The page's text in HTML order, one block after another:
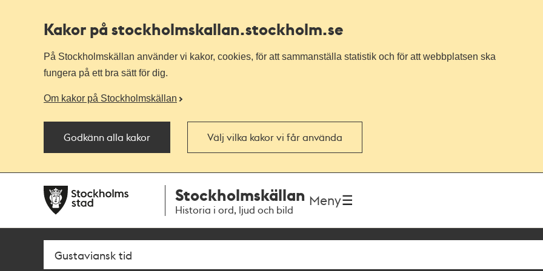
Kakor på stockholmskallan.stockholm.se
På Stockholmskällan använder vi kakor, cookies, för att sammanställa statistik och för att webbplatsen ska
fungera på ett bra sätt för dig.
Om kakor på Stockholmskällan
Godkänn alla kakor Välj vilka kakor vi får använda
navigationen
huvudinnehållet
Stockholmskällan
Historia i ord, ljud och bild
Meny
Sök